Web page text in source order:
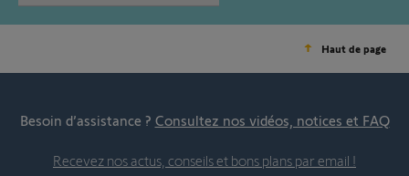
Haut de page
Besoin d’assistance ? Consultez nos vidéos, notices et FAQ
Recevez nos actus, conseils et bons plans par email !